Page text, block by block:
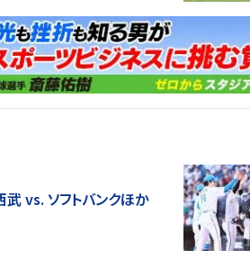
武 vs. ソフトバンクほか